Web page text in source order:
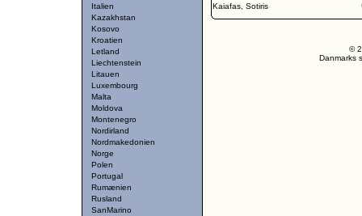
Italien
Kazakhstan
Kosovo
Kroatien
Letland
Liechtenstein
Litauen
Luxembourg
Malta
Moldova
Montenegro
Nordirland
Nordmakedonien
Norge
Polen
Portugal
Rumænien
Rusland
SanMarino
Kaiafas, Sotiris
©
Danmarks